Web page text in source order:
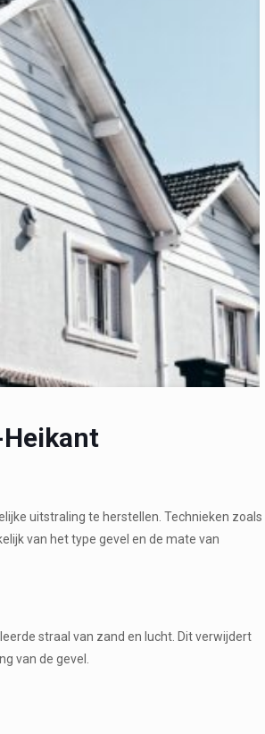
uitstraling te herstellen. Technieken zoals
van het type gevel en de mate van
straal van zand en lucht. Dit verwijdert
van de gevel.